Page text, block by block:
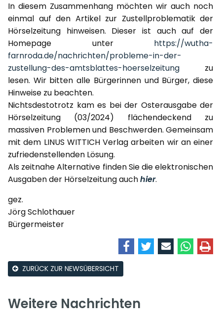
In diesem Zusammenhang möchten wir auch noch
einmal auf den Artikel zur Zustellproblematik der
Hörselzeitung hinweisen. Dieser ist auch auf der
Homepage unter https://wutha-
farnroda.de/nachrichten/probleme-in-der-
zustellung-des-amtsblattes-hoerselzeitung zu
lesen. Wir bitten alle Bürgerinnen und Bürger, diese
Hinweise zu beachten.
Nichtsdestotrotz kam es bei der Osterausgabe der
Hörselzeitung (03/2024) flächendeckend zu
massiven Problemen und Beschwerden. Gemeinsam
mit dem LINUS WITTICH Verlag arbeiten wir an einer
zufriedenstellenden Lösung.
Als zeitnahe Alternative finden Sie die elektronischen
Ausgaben der Hörselzeitung auchhier.
gez.
Jörg Schlothauer
Bürgermeister
ZURÜCK ZUR NEWSÜBERSICHT
Weitere Nachrichten